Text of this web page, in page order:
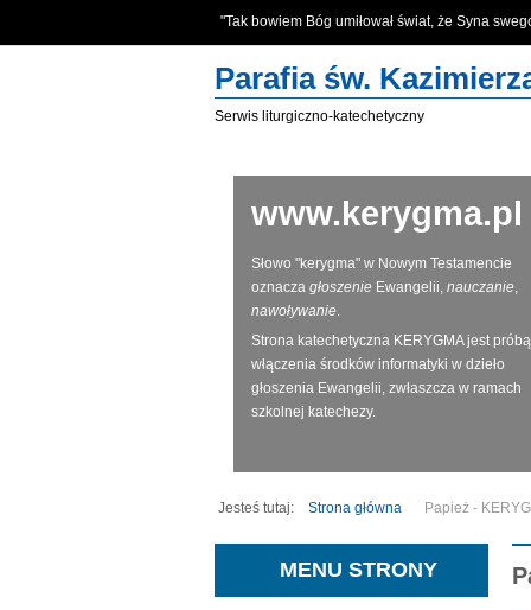
"Tak bowiem Bóg umiłował świat, że Syna
Parafia św.
Serwis liturgiczno-katechetyczny
www.kerygma.pl
Słowo "kerygma" w Nowym Testamencie
oznacza głoszenieEwangelii, nauczanie,
nawoływanie.
Strona katechetyczna KERYGMA jest próbą
włączenia środków informatyki w dzieło
głoszenia Ewangelii, zwłaszcza w ramach
szkolnej katechezy.
Jesteś tutaj: Strona główna Papież -
MENU STRONY